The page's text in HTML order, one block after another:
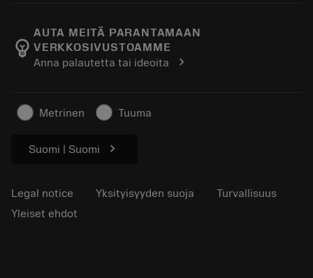
Seuraa tilaustasi
Pyydä tarjous
Manufacturing Wellness
Ura
Kestävä liiketoiminta
Lehdistölle
emoji_objects
AUTA MEITÄ PARANTAMAAN
VERKKOSIVUSTOAMME
Anna palautetta tai ideoita
chevron_right
Metrinen Tuuma
Suomi | Suomi chevron_right
Legal notice Yksityisyyden suoja
Turvallisuus
Yleiset ehdot